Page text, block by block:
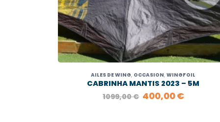
AILES DE WING, OCCASION,WINGFOIL
CABRINHA MANTIS 2023 – 5M
1099,00€ LE
PRIX
400,00€LE